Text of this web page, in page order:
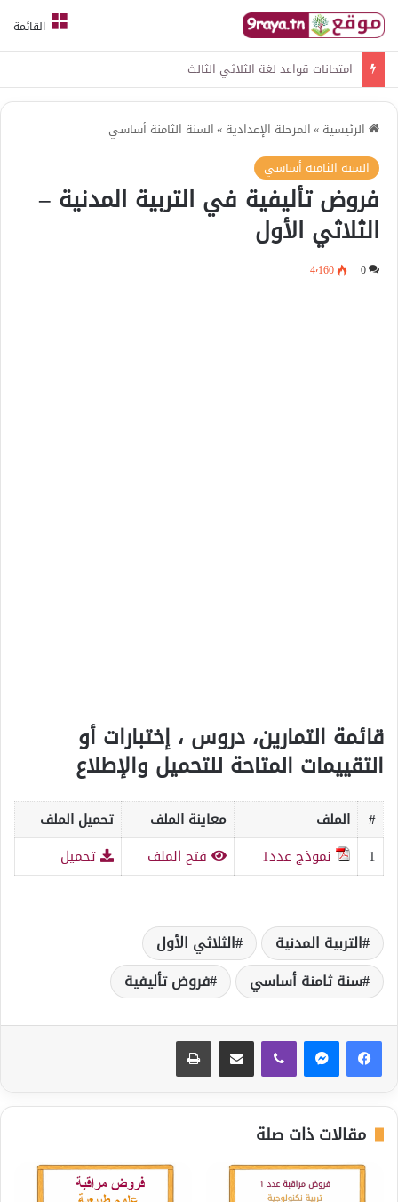
القائمة
امتحانات قواعد لغة الثلاثي الثالث
الرئيسية »المرحلة الإعدادية »السنة الثامنة أساسي
السنة الثامنة أساسي
فروض تأليفية في التربية المدنية –
الثلاثي الأول
0 4٬160
قائمة التمارين، دروس ، إختبارات أو
التقييمات المتاحة للتحميل والإطلاع
# الملف معاينة الملف
تحميل الملف
1
نموذج عدد1 فتح الملف تحميل
التربية المدنية
الثلاثي الأول
سنة ثامنة أساسي
فروض تأليفية
مقالات ذات صلة